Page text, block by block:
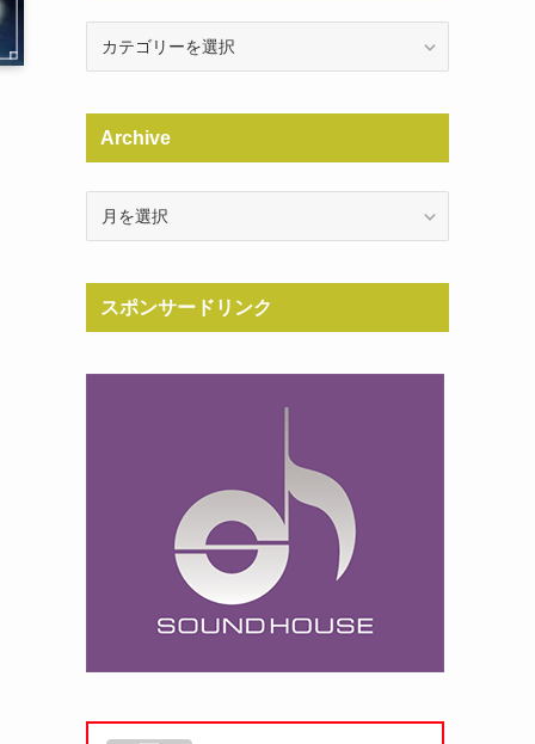
Archive
スポンサードリンク